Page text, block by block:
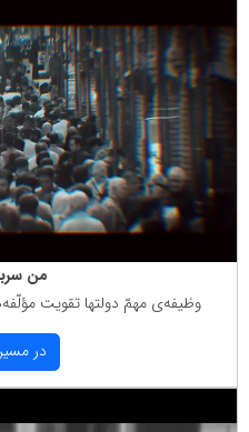
من
وظیفه‌ی مهمّ دولتها تقویت
در